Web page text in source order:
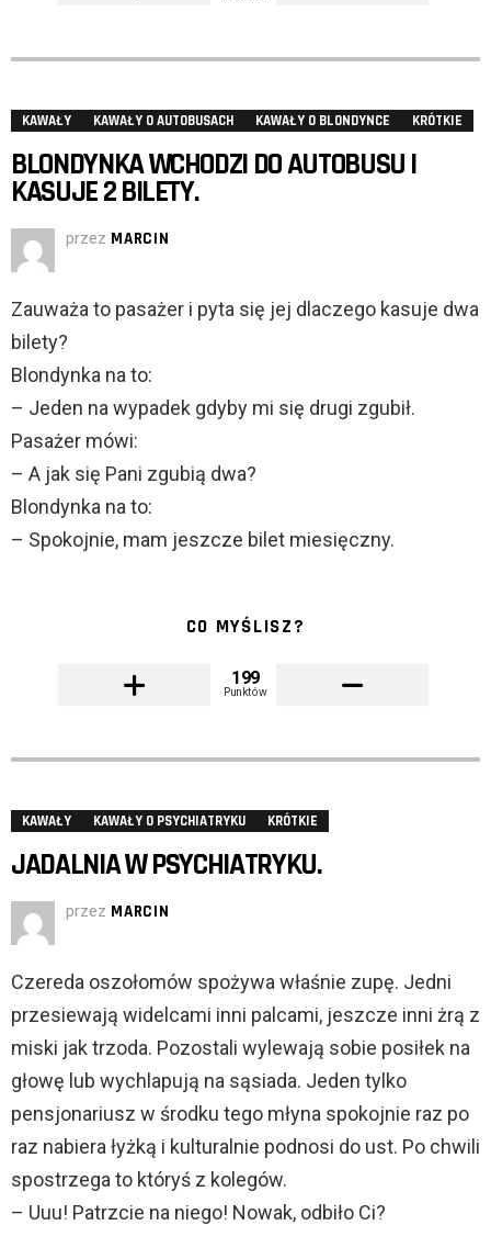
KAWAŁY KAWAŁY O AUTOBUSACH KAWAŁY O BLONDYNCE KRÓTKIE
BLONDYNKA WCHODZI DO AUTOBUSU I
KASUJE 2 BILETY.
przez MARCIN
Zauważa to pasażer i pyta się jej dlaczego kasuje dwa
bilety?
Blondynka na to:
– Jeden na wypadek gdyby mi się drugi zgubił.
Pasażer mówi:
– A jak się Pani zgubią dwa?
Blondynka na to:
– Spokojnie, mam jeszcze bilet miesięczny.
CO MYŚLISZ?
199
Punktów
KAWAŁY KAWAŁY O PSYCHIATRYKU KRÓTKIE
JADALNIA W PSYCHIATRYKU.
przez MARCIN
Czereda oszołomów spożywa właśnie zupę. Jedni
przesiewają widelcami inni palcami, jeszcze inni żrą z
miski jak trzoda. Pozostali wylewają sobie posiłek na
głowę lub wychlapują na sąsiada. Jeden tylko
pensjonariusz w środku tego młyna spokojnie raz po
raz nabiera łyżką i kulturalnie podnosi do ust. Po chwili
spostrzega to któryś z kolegów.
– Uuu! Patrzcie na niego! Nowak, odbiło Ci?